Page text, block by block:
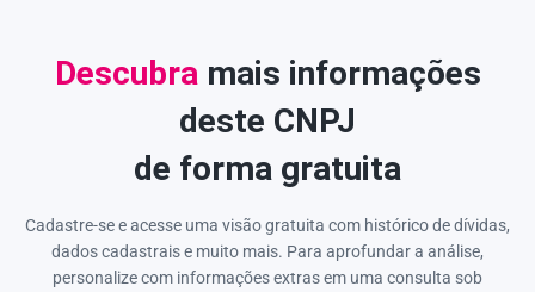
Descubra mais informações
deste CNPJ
de forma gratuita
Cadastre-se e acesse uma visão gratuita com histórico de dívidas,
dados cadastrais e muito mais. Para aprofundar a análise,
personalize com informações extras em uma consulta sob